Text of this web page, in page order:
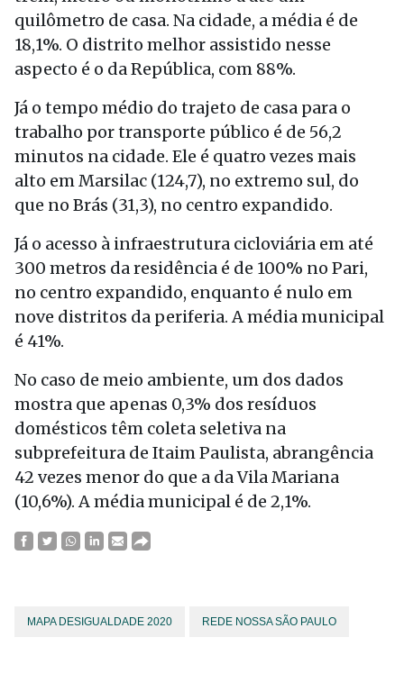
quilômetro de casa. Na cidade, a média é de
18,1%. O distrito melhor assistido nesse
aspecto é o da República, com 88%.
Já o tempo médio do trajeto de casa para o
trabalho por transporte público é de 56,2
minutos na cidade. Ele é quatro vezes mais
alto em Marsilac (124,7), no extremo sul, do
que no Brás (31,3), no centro expandido.
Já o acesso à infraestrutura cicloviária em até
300 metros da residência é de 100% no Pari,
no centro expandido, enquanto é nulo em
nove distritos da periferia. A média municipal
é 41%.
No caso de meio ambiente, um dos dados
mostra que apenas 0,3% dos resíduos
domésticos têm coleta seletiva na
subprefeitura de Itaim Paulista, abrangência
42 vezes menor do que a da Vila Mariana
(10,6%). A média municipal é de 2,1%.
MAPA DESIGUALDADE 2020 REDE NOSSA SÃO PAULO